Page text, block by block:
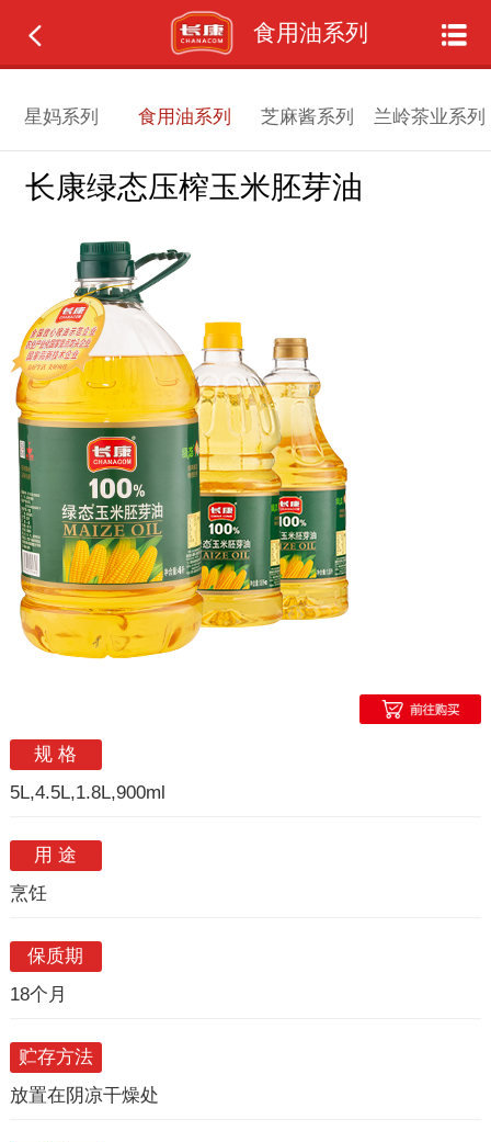
食用油系列
星妈系列 食用油系列 芝麻酱系列 兰岭茶业系列
长康绿态压榨玉米胚芽油
规 格
5L,4.5L,1.8L,900ml
用 途
烹饪
保质期
18个月
贮存方法
放置在阴凉干燥处